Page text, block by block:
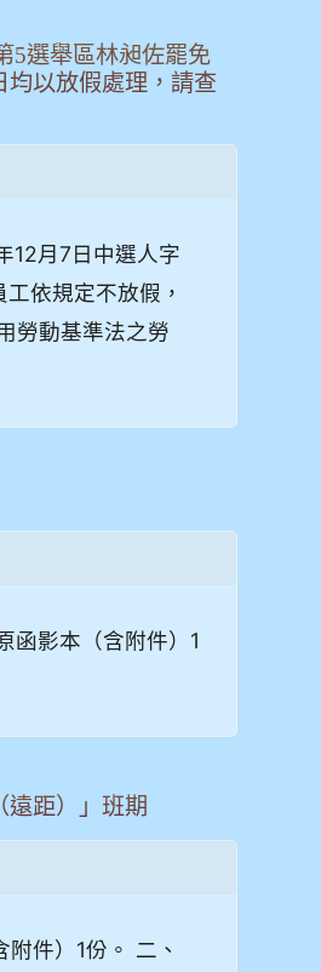
5選舉區林昶佐罷免
均以放假處理，請查
12月7日中選人字
依規定不放假，
勞動基準法之勞
函影本（含附件）1
遠距）」班期
件）1份。 二、